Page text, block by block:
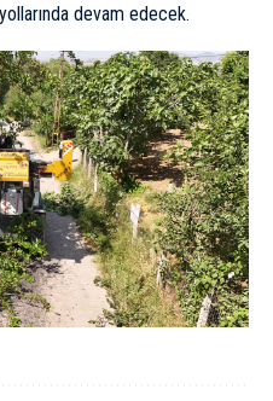
devam edecek.